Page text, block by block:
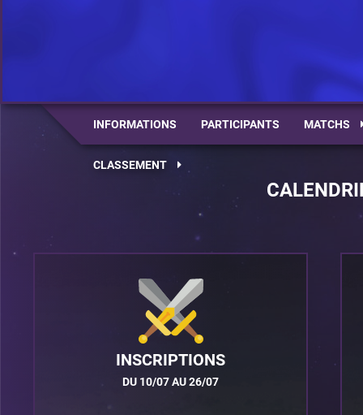
INFORMATIONS PARTICIPANTS MATCHS
CLASSEMENT
INSCRIPTIONS
DU 10/07 AU 26/07